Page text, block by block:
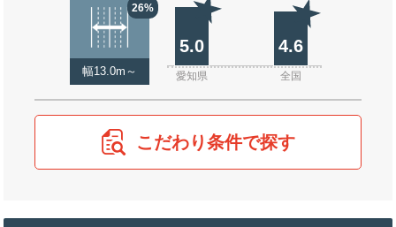
26%
幅13.0m～
5.0 4.6
愛知県 全国
こだわり条件で探す